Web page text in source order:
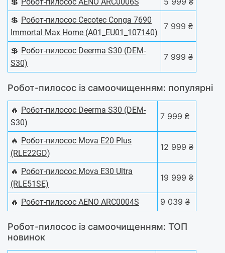
💲 Робот-пилосос Cecotec Conga 7690
Immortal Max Home (A01_EU01_107140)
7 999 ₴
💲 Робот-пилосос Deerma S30 (DEM-
S30)
7 999 ₴
Робот-пилосос із самоочищенням: популярні
🔥 Робот-пилосос Deerma S30 (DEM-
S30)
7 999 ₴
🔥 Робот-пилосос Mova E20 Plus
(RLE22GD)
12 999 ₴
🔥 Робот-пилосос Mova E30 Ultra
(RLE51SE)
19 999 ₴
🔥 Робот-пилосос AENO ARC0004S 9 039 ₴
Робот-пилосос із самоочищенням: ТОП
новинок